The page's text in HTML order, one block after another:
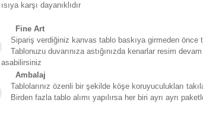
ısıya karşı dayanıklıdır
Fine Art
Sipariş verdiğiniz kanvas tablo baskıya girmeden
Tablonuzu duvarınıza astığınızda kenarlar resim
asabilirsiniz
Ambalaj
Tablolarınız özenli bir şekilde köşe koruyuculukları
Birden fazla tablo alımı yapılırsa her biri ayrı ayrı